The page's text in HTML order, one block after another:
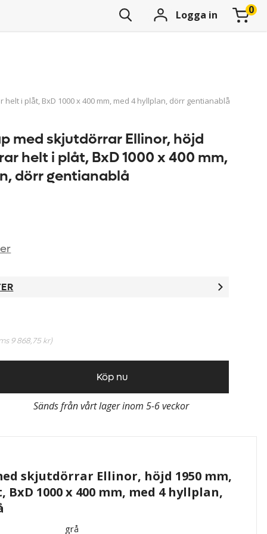
Logga in
i plåt, BxD 1000 x 400 mm, med 4 hyllplan, dörr gentianablå
med skjutdörrar Ellinor, höjd
helt i plåt, BxD 1000 x 400 mm,
dörr gentianablå
9 868,75 kr)
Köp nu
Sänds från vårt lager inom 5-6 veckor
skjutdörrar Ellinor, höjd 1950 mm,
1000 x 400 mm, med 4 hyllplan,
grå